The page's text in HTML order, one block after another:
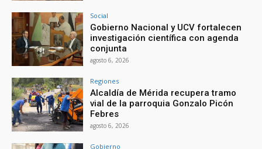
Social
Gobierno Nacional y UCV fortalecen
investigación científica con agenda
conjunta
agosto 6, 2026
Regiones
Alcaldía de Mérida recupera tramo
vial de la parroquia Gonzalo Picón
Febres
agosto 6, 2026
Gobierno